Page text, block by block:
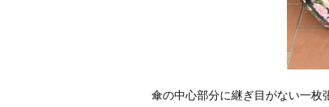
傘の中心部分に継ぎ目がない一枚